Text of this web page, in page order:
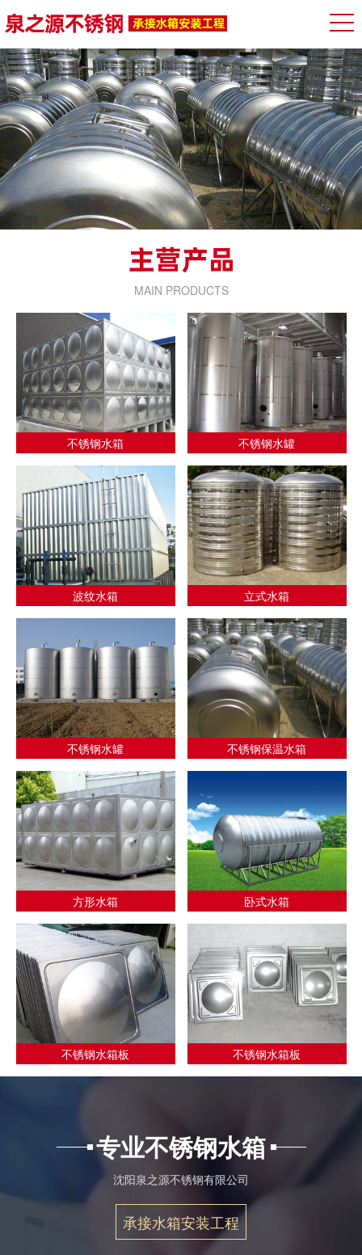
MAIN PRODUCTS
不锈钢水箱 不锈钢水罐
波纹水箱 立式水箱
不锈钢水罐 不锈钢保温水箱
方形水箱 卧式水箱
不锈钢水箱板 不锈钢水箱板
专业不锈钢水箱
沈阳泉之源不锈钢有限公司
承接水箱安装工程